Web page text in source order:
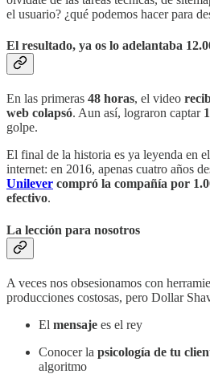
el usuario? ¿qué podemos hacer para
El resultado, ya os lo adelantaba
En las primeras 48 horas, el video
web colapsó. Aun así, lograron captar
golpe.
El final de la historia es ya leyenda en
internet: en 2016, apenas cuatro años
Unilever compró la compañía por
efectivo.
La lección para nosotros
A veces nos obsesionamos con
producciones costosas, pero Dollar
El mensaje es el rey
Conocer la psicología de tu
algoritmo